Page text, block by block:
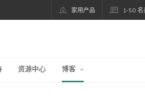
家用产品 1-50 名
资源中心 博客